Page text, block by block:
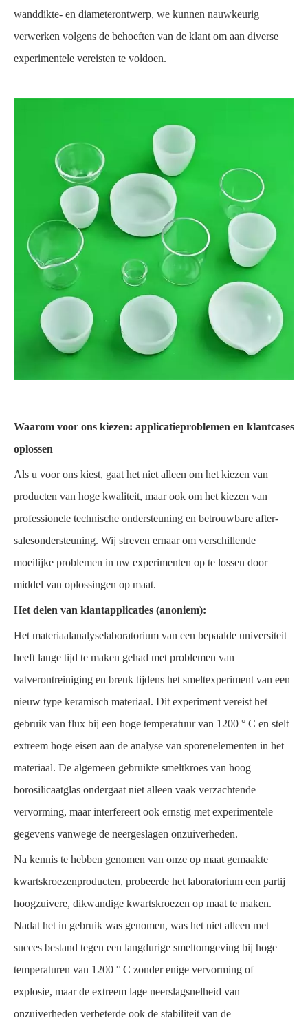
wanddikte- en diameterontwerp, we kunnen nauwkeurig
verwerken volgens de behoeften van de klant om aan diverse
experimentele vereisten te voldoen.
Waarom voor ons kiezen: applicatieproblemen en klantcases
oplossen
Als u voor ons kiest, gaat het niet alleen om het kiezen van
producten van hoge kwaliteit, maar ook om het kiezen van
professionele technische ondersteuning en betrouwbare after-
salesondersteuning. Wij streven ernaar om verschillende
moeilijke problemen in uw experimenten op te lossen door
middel van oplossingen op maat.
Het delen van klantapplicaties (anoniem):
Het materiaalanalyselaboratorium van een bepaalde universiteit
heeft lange tijd te maken gehad met problemen van
vatverontreiniging en breuk tijdens het smeltexperiment van een
nieuw type keramisch materiaal. Dit experiment vereist het
gebruik van flux bij een hoge temperatuur van 1200 ° C en stelt
extreem hoge eisen aan de analyse van sporenelementen in het
materiaal. De algemeen gebruikte smeltkroes van hoog
borosilicaatglas ondergaat niet alleen vaak verzachtende
vervorming, maar interfereert ook ernstig met experimentele
gegevens vanwege de neergeslagen onzuiverheden.
Na kennis te hebben genomen van onze op maat gemaakte
kwartskroezenproducten, probeerde het laboratorium een ​​partij
hoogzuivere, dikwandige kwartskroezen op maat te maken.
Nadat het in gebruik was genomen, was het niet alleen met
succes bestand tegen een langdurige smeltomgeving bij hoge
temperaturen van 1200 ° C zonder enige vervorming of
explosie, maar de extreem lage neerslagsnelheid van
onzuiverheden verbeterde ook de stabiliteit van de